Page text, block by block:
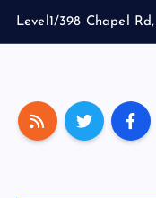
Level1/398 Chapel